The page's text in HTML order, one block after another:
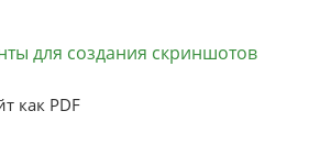
для создания скриншотов
как PDF